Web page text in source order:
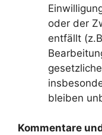
oder der
entfällt
bleiben
Kommentare